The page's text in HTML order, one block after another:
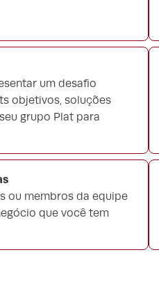
um desafio
objetivos, soluções
grupo Plat para
ou membros da equipe
que você tem